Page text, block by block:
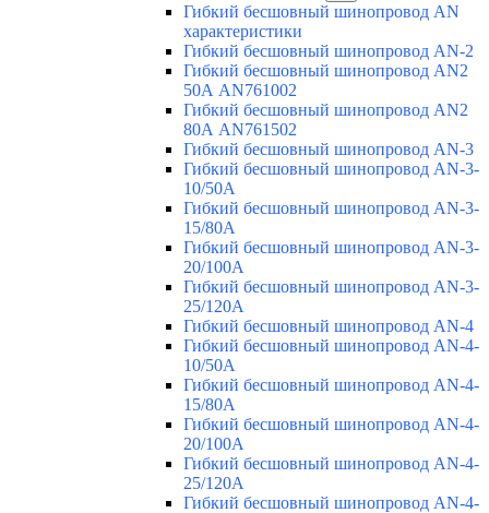
Гибкий бесшовный шинопровод AN
характеристики
Гибкий бесшовный шинопровод AN-2
Гибкий бесшовный шинопровод AN2
50А AN761002
Гибкий бесшовный шинопровод AN2
80А AN761502
Гибкий бесшовный шинопровод AN-3
Гибкий бесшовный шинопровод AN-3-
10/50A
Гибкий бесшовный шинопровод AN-3-
15/80A
Гибкий бесшовный шинопровод AN-3-
20/100A
Гибкий бесшовный шинопровод AN-3-
25/120A
Гибкий бесшовный шинопровод AN-4
Гибкий бесшовный шинопровод AN-4-
10/50A
Гибкий бесшовный шинопровод AN-4-
15/80A
Гибкий бесшовный шинопровод AN-4-
20/100A
Гибкий бесшовный шинопровод AN-4-
25/120A
Гибкий бесшовный шинопровод AN-4-